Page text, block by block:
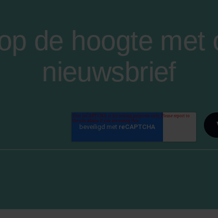
de hoogte met
nieuwsbrief